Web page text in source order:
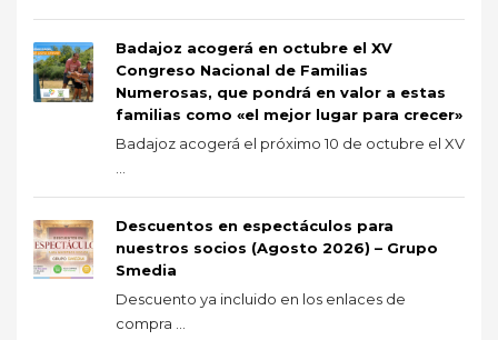
Badajoz acogerá en octubre el XV
Congreso Nacional de Familias
Numerosas, que pondrá en valor a estas
familias como «el mejor lugar para crecer»
Badajoz acogerá el próximo 10 de octubre el XV
Descuentos en espectáculos para
nuestros socios (Agosto 2026) – Grupo
Smedia
Descuento ya incluido en los enlaces de
compra ...